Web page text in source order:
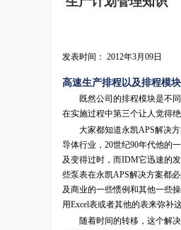
发表时间： 2012年3月09
高速生产排程以及排程模
既然公司的排程模块是不同
在实施过程中第三个让人觉得
大家都知道永凯APS解决方
导体行业，20世纪90年代他的
及变得过时，而IDM它迅速的
些泵表在永凯APS解决方案都
及商业的一些惯例和其他一些
用Excel表或者其他的表来弥补
随着时间的转移，这个解决